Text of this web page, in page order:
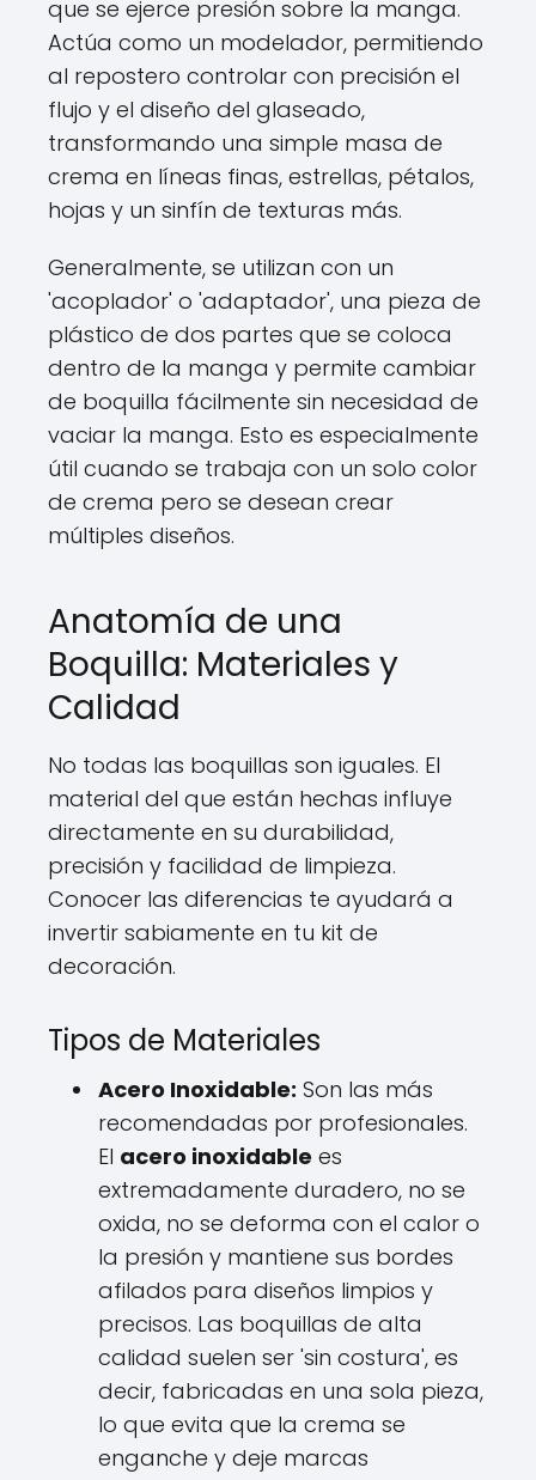
que se ejerce presión sobre la manga.
Actúa como un modelador, permitiendo
al repostero controlar con precisión el
flujo y el diseño del glaseado,
transformando una simple masa de
crema en líneas finas, estrellas, pétalos,
hojas y un sinfín de texturas más.
Generalmente, se utilizan con un
'acoplador' o 'adaptador', una pieza de
plástico de dos partes que se coloca
dentro de la manga y permite cambiar
de boquilla fácilmente sin necesidad de
vaciar la manga. Esto es especialmente
útil cuando se trabaja con un solo color
de crema pero se desean crear
múltiples diseños.
Anatomía de una
Boquilla: Materiales y
Calidad
No todas las boquillas son iguales. El
material del que están hechas influye
directamente en su durabilidad,
precisión y facilidad de limpieza.
Conocer las diferencias te ayudará a
invertir sabiamente en tu kit de
decoración.
Tipos de Materiales
Acero Inoxidable: Son las más
recomendadas por profesionales.
El acero inoxidable es
extremadamente duradero, no se
oxida, no se deforma con el calor o
la presión y mantiene sus bordes
afilados para diseños limpios y
precisos. Las boquillas de alta
calidad suelen ser 'sin costura', es
decir, fabricadas en una sola pieza,
lo que evita que la crema se
enganche y deje marcas